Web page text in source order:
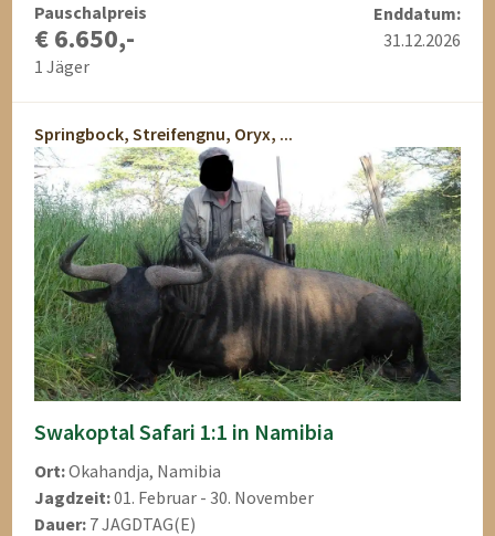
Pauschalpreis
€ 6.650,-
1 Jäger
Enddatum:
31.12.2026
Springbock, Streifengnu, Oryx, ...
Swakoptal Safari 1:1 in Namibia
Ort:Okahandja, Namibia
Jagdzeit:01. Februar - 30. November
Dauer: 7 JAGDTAG(E)